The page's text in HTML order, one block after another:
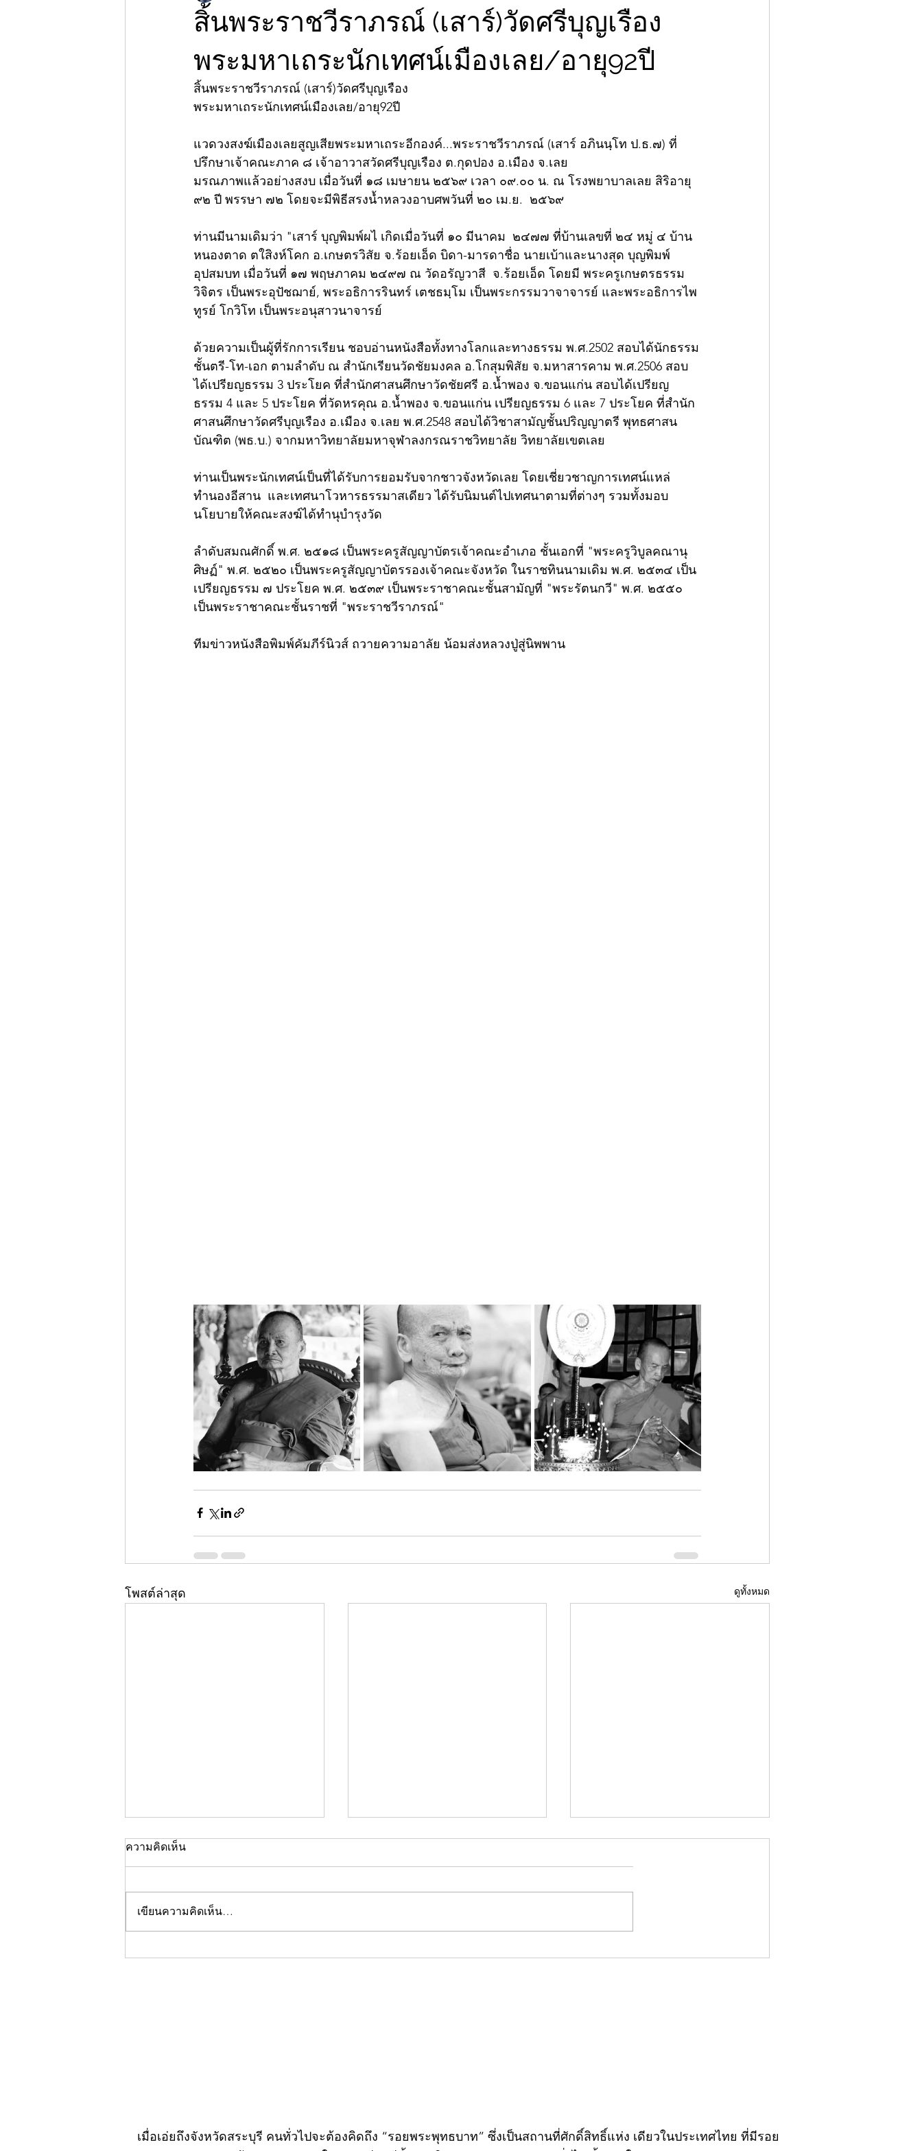
สิ้นพระราชวีราภรณ์ (เสาร์)วัดศรีบุญเรือง
พระมหาเถระนักเทศน์เมืองเลย/อายุ92ปี
สิ้นพระราชวีราภรณ์ (เสาร์)วัดศรีบุญเรือง
พระมหาเถระนักเทศน์เมืองเลย/อายุ92ปี
แวดวงสงฆ์เมืองเลยสูญเสียพระมหาเถระอีกองค์...พระราชวีราภรณ์ (เสาร์ อภินนฺโท ป.ธ.๗) ที่
ปรึกษาเจ้าคณะภาค ๘ เจ้าอาวาสวัดศรีบุญเรือง ต.กุดปอง อ.เมือง จ.เลย
มรณภาพแล้วอย่างสงบ เมื่อวันที่ ๑๘ เมษายน ๒๕๖๙ เวลา ๐๙.๐๐ น. ณ โรงพยาบาลเลย สิริอายุ
๙๒ ปี พรรษา ๗๒ โดยจะมีพิธีสรงน้ำหลวงอาบศพวันที่ ๒๐ เม.ย.  ๒๕๖๙
ท่านมีนามเดิมว่า "เสาร์ บุญพิมพ์ผไ เกิดเมื่อวันที่ ๑๐ มีนาคม  ๒๔๗๗ ที่บ้านเลขที่ ๒๔ หมู่ ๔ บ้าน
หนองตาด ตใสิงห์โคก อ.เกษตรวิสัย จ.ร้อยเอ็ด บิดา-มารดาชื่อ นายเบ้าและนางสุด บุญพิมพ์
อุปสมบท เมื่อวันที่ ๑๗ พฤษภาคม ๒๔๙๗ ณ วัดอรัญวาสี  จ.ร้อยเอ็ด โดยมี พระครูเกษตรธรรม
วิจิตร เป็นพระอุปัชฌาย์, พระอธิการรินทร์ เตชธมฺโม เป็นพระกรรมวาจาจารย์ และพระอธิการไพ
ทูรย์ โกวิโท เป็นพระอนุสาวนาจารย์
ด้วยความเป็นผู้ที่รักการเรียน ชอบอ่านหนังสือทั้งทางโลกและทางธรรม พ.ศ.2502 สอบได้นักธรรม
ชั้นตรี-โท-เอก ตามลำดับ ณ สำนักเรียนวัดชัยมงคล อ.โกสุมพิสัย จ.มหาสารคาม พ.ศ.2506 สอบ
ได้เปรียญธรรม 3 ประโยค ที่สำนักศาสนศึกษาวัดชัยศรี อ.น้ำพอง จ.ขอนแก่น สอบได้เปรียญ
ธรรม 4 และ 5 ประโยค ที่วัดหรคุณ อ.น้ำพอง จ.ขอนแก่น เปรียญธรรม 6 และ 7 ประโยค ที่สำนัก
ศาสนศึกษาวัดศรีบุญเรือง อ.เมือง จ.เลย พ.ศ.2548 สอบได้วิชาสามัญชั้นปริญญาตรี พุทธศาสน
บัณฑิต (พธ.บ.) จากมหาวิทยาลัยมหาจุฬาลงกรณราชวิทยาลัย วิทยาลัยเขตเลย
ท่านเป็นพระนักเทศน์เป็นที่ได้รับการยอมรับจากชาวจังหวัดเลย โดยเชี่ยวชาญการเทศน์แหล่
ทำนองอีสาน  และเทศนาโวหารธรรมาสเดียว ได้รับนิมนต์ไปเทศนาตามที่ต่างๆ รวมทั้งมอบ
นโยบายให้คณะสงฆ์ได้ทำนุบำรุงวัด
ลำดับสมณศักดิ์ พ.ศ. ๒๕๑๘ เป็นพระครูสัญญาบัตรเจ้าคณะอำเภอ ชั้นเอกที่ "พระครูวิบูลคณานุ
ศิษฏ์" พ.ศ. ๒๕๒๐ เป็นพระครูสัญญาบัตรรองเจ้าคณะจังหวัด ในราชทินนามเดิม พ.ศ. ๒๕๓๔ เป็น
เปรียญธรรม ๗ ประโยค พ.ศ. ๒๕๓๙ เป็นพระราชาคณะชั้นสามัญที่ "พระรัตนกวี" พ.ศ. ๒๕๕๐
เป็นพระราชาคณะชั้นราชที่ "พระราชวีราภรณ์"
ทีมข่าวหนังสือพิมพ์คัมภีร์นิวส์ ถวายความอาลัย น้อมส่งหลวงปู่สู่นิพพาน
โพสต์ล่าสุด ดูทั้งหมด
คอลัมน์"จับชีพจรวงการ
คอลัมน์"จับชีพจรวงการ
คอลัมน์"จับชีพจรวงการ
ความคิดเห็น
เขียนความคิดเห็น…
เมื่อเอ่ยถึงจังหวัดสระบุรี คนทั่วไปจะต้องคิดถึง “รอยพระพุทธบาท” ซึ่งเป็นสถานที่ศักดิ์สิทธิ์แห่ง เดียวในประเทศไทย ที่มีรอย